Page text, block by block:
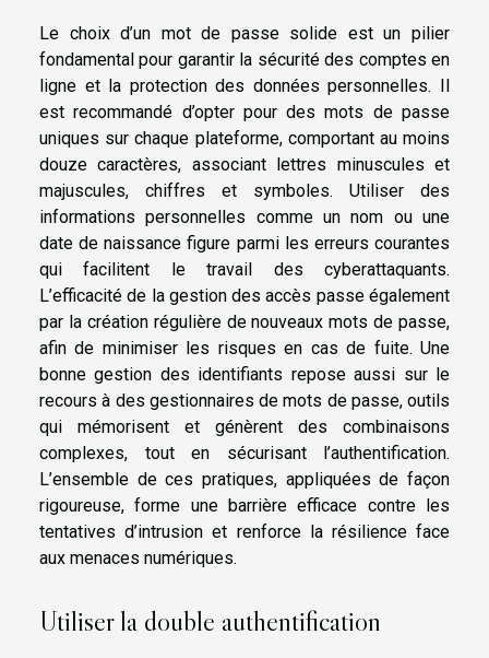
Le choix d’un mot de passe solide est un pilier
fondamental pour garantir la sécurité des comptes en
ligne et la protection des données personnelles. Il
est recommandé d’opter pour des mots de passe
uniques sur chaque plateforme, comportant au moins
douze caractères, associant lettres minuscules et
majuscules, chiffres et symboles. Utiliser des
informations personnelles comme un nom ou une
date de naissance figure parmi les erreurs courantes
qui facilitent le travail des cyberattaquants.
L’efficacité de la gestion des accès passe également
par la création régulière de nouveaux mots de passe,
afin de minimiser les risques en cas de fuite. Une
bonne gestion des identifiants repose aussi sur le
recours à des gestionnaires de mots de passe, outils
qui mémorisent et génèrent des combinaisons
complexes, tout en sécurisant l’authentification.
L’ensemble de ces pratiques, appliquées de façon
rigoureuse, forme une barrière efficace contre les
tentatives d’intrusion et renforce la résilience face
aux menaces numériques.
Utiliser la double authentification